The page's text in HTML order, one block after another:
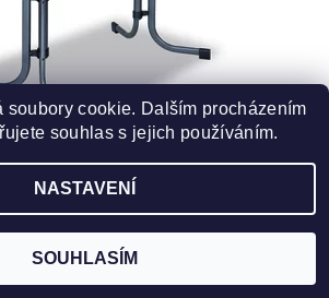
115X70CM DAJAR
soubory cookie. Dalším procházením
souhlas s jejich používáním.
NASTAVENÍ
SOUHLASÍM